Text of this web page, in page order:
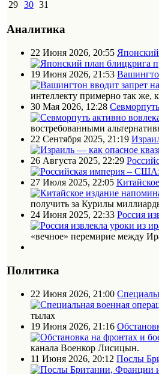
29 30 31
Аналитика
22 Июня 2026, 20:55
19 Июня 2026, 21:53
интеллекту примерно так же,
30 Мая 2026, 12:28
востребованными
22 Сентября 2025, 21:19
26 Августа 2025, 22:29
27 Июля 2025, 22:05
получить за Курилы
24 Июня 2025, 22:33 Россия
«вечное» перемирие между
Политика
22 Июня 2026, 21:00
тылах
19 Июня 2026, 21:16
канала Военкор Лисицын.
11 Июня 2026, 20:12 Послы